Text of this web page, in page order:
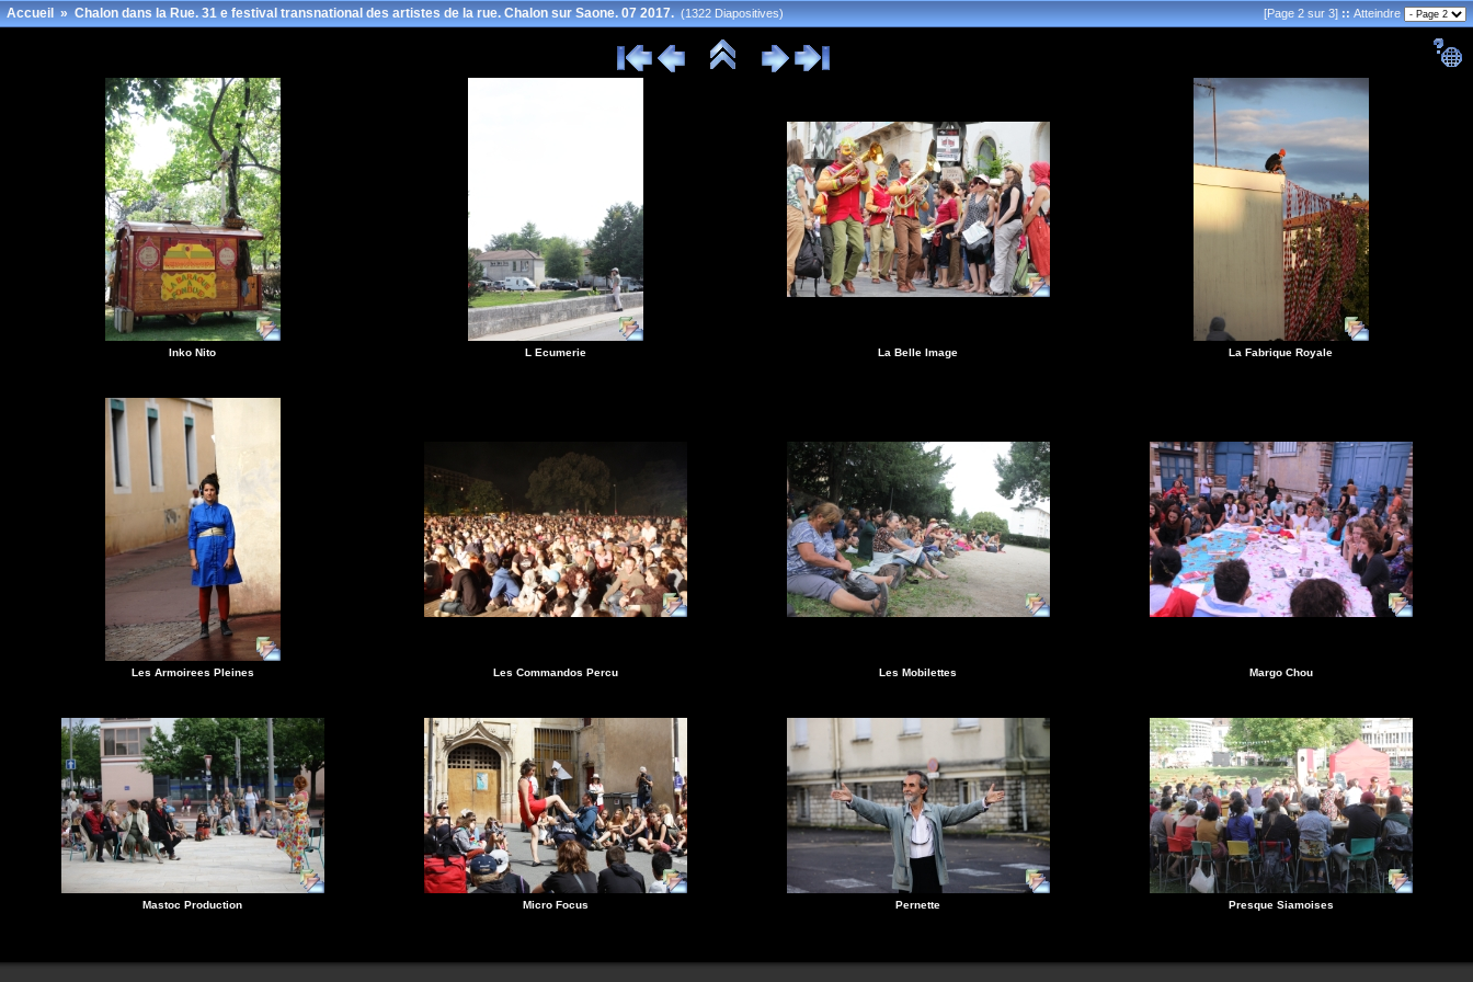
Accueil»Chalon dans la Rue. 31 e festival transnational des artistes de la rue. Chalon sur Saone. 07 2017. (1322 Diapositives) [Page 2 sur 3]::Atteindre
Inko Nito L Ecumerie La Belle Image La Fabrique Royale
Les Armoirees Pleines Les Commandos Percu Les Mobilettes Margo Chou
Mastoc Production Micro Focus Pernette Presque Siamoises